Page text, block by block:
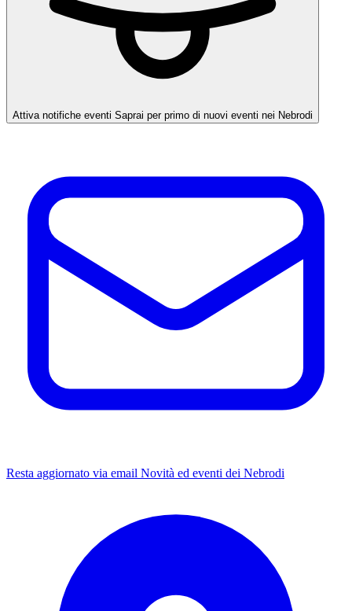
Attiva notifiche eventi Saprai per primo di nuovi eventi nei Nebrodi
Resta aggiornato via email Novità ed eventi dei Nebrodi